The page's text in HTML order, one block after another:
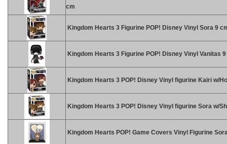
cm
Kingdom Hearts 3 Figurine POP! Disney Vinyl Sora 9
Kingdom Hearts 3 Figurine POP! Disney Vinyl Vanitas
Kingdom Hearts 3 POP! Disney Vinyl figurine Kairi w/
Kingdom Hearts 3 POP! Disney Vinyl figurine Sora w/
Kingdom Hearts POP! Game Covers Vinyl Figurine